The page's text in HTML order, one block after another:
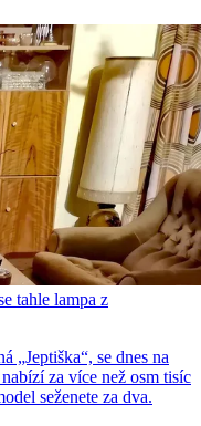
tahle lampa z
„Jeptiška“, se dnes na
za více než osm tisíc
seženete za dva.